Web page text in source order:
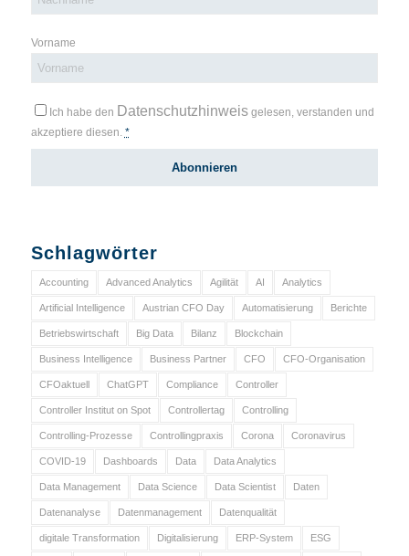
Vorname
Ich habe den Datenschutzhinweisgelesen, verstanden und
akzeptiere diesen. *
Schlagwörter
Accounting Advanced Analytics Agilität AI Analytics
Artificial Intelligence Austrian CFO Day Automatisierung Berichte
Betriebswirtschaft Big Data Bilanz Blockchain
Business Intelligence Business Partner CFO CFO-Organisation
CFOaktuell ChatGPT Compliance Controller
Controller Institut on Spot Controllertag Controlling
Controlling-Prozesse Controllingpraxis Corona Coronavirus
COVID-19 Dashboards Data Data Analytics
Data Management Data Science Data Scientist Daten
Datenanalyse Datenmanagement Datenqualität
digitale Transformation Digitalisierung ERP-System ESG